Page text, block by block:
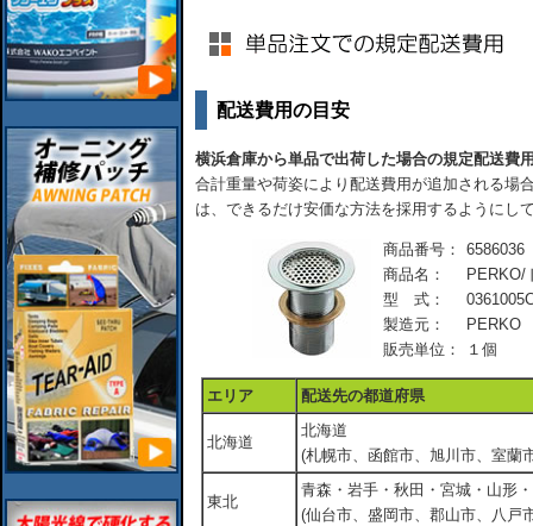
配送費用の目安
横浜倉庫から単品で出荷した場合の規定配送費
合計重量や荷姿により配送費用が追加される場
は、できるだけ安価な方法を採用するようにし
商品番号：
6586036
商品名：
PERKO/
型 式：
製造元：
PERKO
販売単位：
１個
エリア 配送先の都道府県
北海道
北海道
(札幌市、函館市、旭川市、室蘭
東北
青森・岩手・秋田・宮城・山形
(仙台市、盛岡市、郡山市、八戸